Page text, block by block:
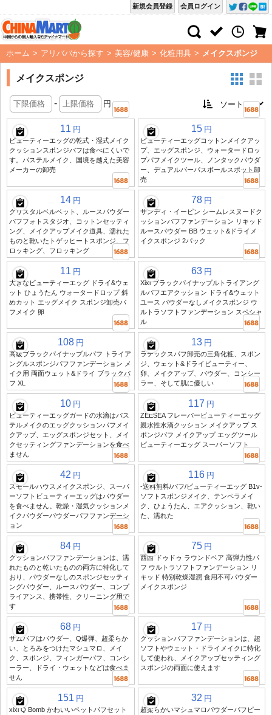
会員ログイン
新規会員登録
ホーム > アリババから探す > 美容/健康 > 化粧用具 > メイクスポンジ
メイクスポンジ
- 円
11 円
ビューティーエッグの乾式・湿式メイク
クッションスポンジパフは食べにくいで
す。パステルメイク、国境を越えた美容
メーカーの卸売
15 円
ビューティーエッグコットンメイクアッ
プ、エッグスポンジ、ウォータードロッ
プパフメイクツール、ノンタックパウダ
ー、デュアルパーパスボールスポット卸
売
14 円
クリスタルベルベット、ルースパウダー
パフフォトスタジオ、コットンセッティ
ング、メイクアップメイク道具、濡れた
ものと乾いたトゲッヒートスポンジ、フ
ロッキング、フロッキング
78 円
サンディ・イーピン シームレスヌードク
ッションパフファンデーション リキッド
ルースパウダー BB ウェット&ドライメ
イクスポンジ 2パック
11 円
大きなビューティーエッグ ドライ&ウェ
ット ひょうたん ウォータードロップ 斜
めカット エッグメイク スポンジ卸売パ
フメイク 卵
63 円
Xixi ブラックパイナップルトライアング
ルパフエアクッション ドライ&ウェット
ユース パウダーなしメイクスポンジ ウ
ルトラソフトファンデーション スペシャ
ル
108 円
高級ブラックパイナップルパフ トライア
ングルスポンジパフファンデーション メ
イク用 両面ウェット&ドライ ブラックパ
フ XL
13 円
ラテックスパフ卸売の三角化粧、スポン
ジ、ウェット&ドライビューティー、
卵、メイクアップ、パウダー、コンシー
ラー、そして肌に優しい
10 円
ビューティーエッグガードの水滴はパス
テルメイクのエッグクッションパフメイ
クアップ、エッグスポンジセット、メイ
クセッティングファンデーションを食べ
ません
117 円
ZEESEA フレーバービューティーエッグ
親水性水滴クッション メイクアップ ス
ポンジパフ メイクアップ エッグツール
ビューティーエッグ スーパーソフト
42 円
スモールハウスメイクスポンジ、スーパ
ーソフトビューティーエッグはパウダー
を食べません。乾燥・湿気クッションメ
イクパウダーパウダーパフファンデーシ
ョン
116 円
-送料無料/パフ/ビューティーエッグ B1v-
ソフトスポンジメイク、テンペラメイ
ク、ひょうたん、エアクッション、乾い
た、濡れた
84 円
クッションパフファンデーションは、濡
れたものと乾いたものの両方に特化して
おり、パウダーなしのスポンジセッティ
ングパウダー、ルースパウダー、コンプ
ライアンス、携帯性、クリーニング用で
す
75 円
西西 ドゥドゥ ラウンドベア 高弾力性パ
フ ウルトラソフトファンデーション リ
キッド 特別乾燥湿潤 食用不可パウダー
メイクスポンジ
68 円
サムパフはパウダー、Q爆弾、超柔らか
い、とろみをつけたマシュマロ、メイ
ク、スポンジ、フィンガーパフ、コンシ
ーラー、ドライ・ウェットなどは食べま
せん
17 円
クッションパフファンデーションは、超
ソフトやウェット・ドライメイクに特化
して使われ、メイクアップセッティング
スポンジの両面に使えます
151 円
xixi Q Bomb かわいいペットパフセット
32 円
超柔らかいマシュマロパウダーパフピー